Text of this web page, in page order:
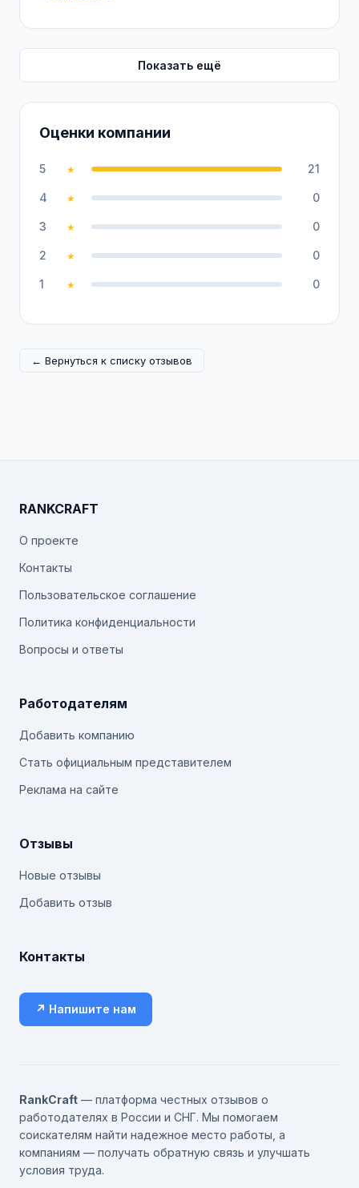
Оценки компании
5 ★ 21
4 ★ 0
3 ★ 0
2 ★ 0
1 ★ 0
Показать ещё
← Вернуться к списку отзывов
RANKCRAFT
О проекте
Контакты
Пользовательское соглашение
Политика конфиденциальности
Вопросы и ответы
Работодателям
Добавить компанию
Стать официальным представителем
Реклама на сайте
Отзывы
Новые отзывы
Добавить отзыв
Контакты
↗ Напишите нам
RankCraft — платформа честных отзывов о
работодателях в России и СНГ. Мы помогаем
соискателям найти надежное место работы, а
компаниям — получать обратную связь и улучшать
условия труда.